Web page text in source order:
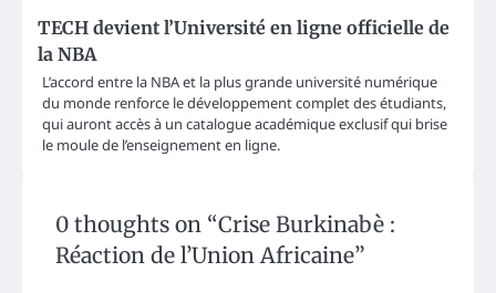
TECH devient l’Université en ligne officielle de
la NBA
L’accord entre la NBA et la plus grande université numérique
du monde renforce le développement complet des étudiants,
qui auront accès à un catalogue académique exclusif qui brise
le moule de l’enseignement en ligne.
0 thoughts on “Crise Burkinabè :
Réaction de l’Union Africaine”